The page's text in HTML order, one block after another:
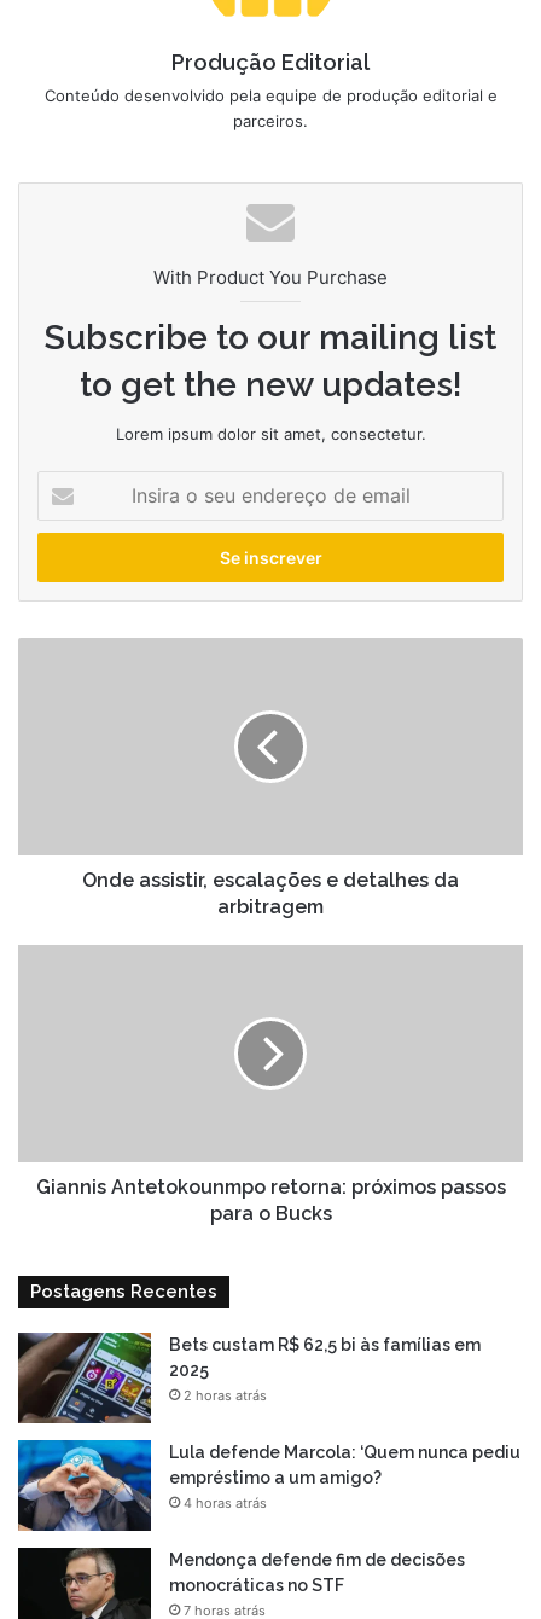
Produção Editorial
Conteúdo desenvolvido pela equipe de produção editorial e
parceiros.
With Product You Purchase
Subscribe to our mailing list
to get the new updates!
Lorem ipsum dolor sit amet, consectetur.
seu
de
email
Onde assistir, escalações e detalhes da
arbitragem
Giannis Antetokounmpo retorna: próximos passos
para o Bucks
Postagens Recentes
Bets custam R$ 62,5 bi às famílias em
2025
2 horas atrás
Lula defende Marcola: ‘Quem nunca pediu
empréstimo a um amigo?
4 horas atrás
Mendonça defende fim de decisões
monocráticas no STF
7 horas atrás